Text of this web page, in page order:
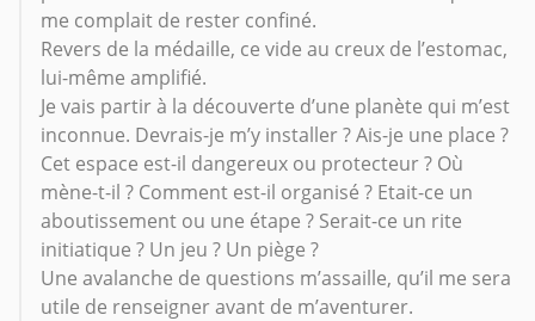
me complait de rester confiné.
Revers de la médaille, ce vide au creux de l’estomac,
lui-même amplifié.
Je vais partir à la découverte d’une planète qui m’est
inconnue. Devrais-je m’y installer ? Ais-je une place ?
Cet espace est-il dangereux ou protecteur ? Où
mène-t-il ? Comment est-il organisé ? Etait-ce un
aboutissement ou une étape ? Serait-ce un rite
initiatique ? Un jeu ? Un piège ?
Une avalanche de questions m’assaille, qu’il me sera
utile de renseigner avant de m’aventurer.